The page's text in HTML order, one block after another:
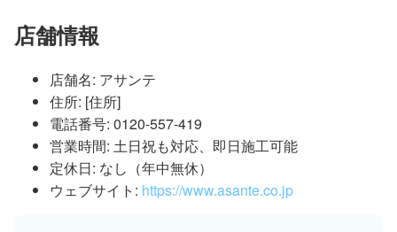
店舗情報
店舗名: アサンテ
住所: [住所]
電話番号: 0120-557-419
営業時間: 土日祝も対応、即日施工可能
定休日: なし（年中無休）
ウェブサイト: https://www.asante.co.jp